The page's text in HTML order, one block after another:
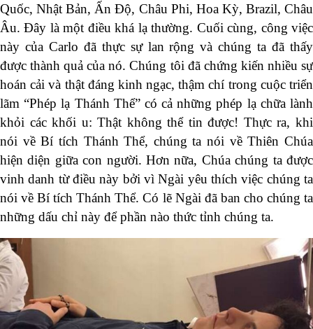
Quốc, Nhật Bản, Ấn Độ, Châu Phi, Hoa Kỳ, Brazil, Châu
Âu. Đây là một điều khá lạ thường. Cuối cùng, công việc
này của Carlo đã thực sự lan rộng và chúng ta đã thấy
được thành quả của nó. Chúng tôi đã chứng kiến ​​nhiều sự
hoán cải và thật đáng kinh ngạc, thậm chí trong cuộc triển
lãm “Phép lạ Thánh Thể” có cả những phép lạ chữa lành
khỏi các khối u: Thật không thể tin được! Thực ra, khi
nói về Bí tích Thánh Thể, chúng ta nói về Thiên Chúa
hiện diện giữa con người. Hơn nữa, Chúa chúng ta được
vinh danh từ điều này bởi vì Ngài yêu thích việc chúng ta
nói về Bí tích Thánh Thể. Có lẽ Ngài đã ban cho chúng ta
những dấu chỉ này để phần nào thức tỉnh chúng ta.